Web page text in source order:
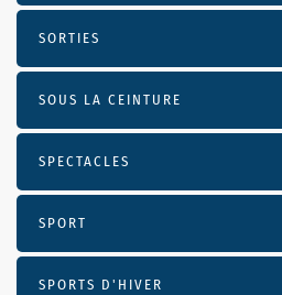
SORTIES
SOUS LA CEINTURE
SPECTACLES
SPORT
SPORTS D'HIVER